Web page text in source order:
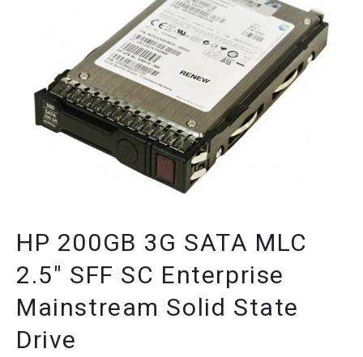
HP 200GB 3G SATA MLC
2.5" SFF SC Enterprise
Mainstream Solid State
Drive